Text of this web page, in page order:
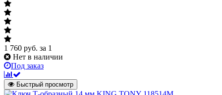
1 760 руб. за 1
Нет в наличии
Под заказ
Быстрый просмотр